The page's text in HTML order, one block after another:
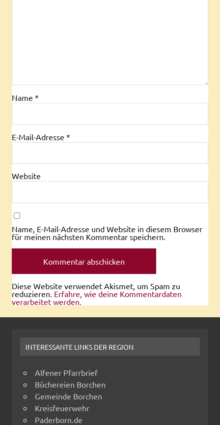
Name *
E-Mail-Adresse *
Website
Name, E-Mail-Adresse und Website in diesem Browser
für meinen nächsten Kommentar speichern.
Diese Website verwendet Akismet, um Spam zu
reduzieren. Erfahre, wie deine Kommentardaten
verarbeitet werden.
INTERESSANTE LINKS DER REGION
Alfener Pfarrbrief
Büchereien Borchen
Gemeinde Borchen
Kreisfeuerwehr
Paderborn.de